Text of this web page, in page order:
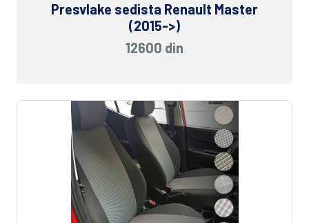
Presvlake sedista Renault Master
(2015->)
12600 din